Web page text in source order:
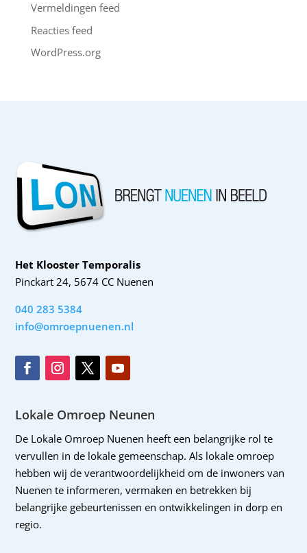
Vermeldingen feed
Reacties feed
WordPress.org
Het Klooster Temporalis
Pinckart 24, 5674 CC Nuenen
040 283 5384
info@omroepnuenen.nl
Lokale Omroep Neunen
De Lokale Omroep Nuenen heeft een belangrijke rol te
vervullen in de lokale gemeenschap. Als lokale omroep
hebben wij de verantwoordelijkheid om de inwoners van
Nuenen te informeren, vermaken en betrekken bij
belangrijke gebeurtenissen en ontwikkelingen in dorp en
regio.